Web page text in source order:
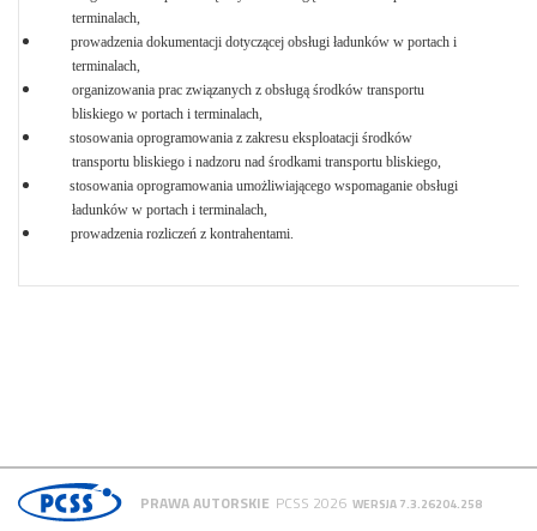
terminalach,
prowadzenia dokumentacji dotyczącej obsługi ładunków w portach i
terminalach,
organizowania prac związanych z obsługą środków transportu
bliskiego w portach i terminalach,
stosowania oprogramowania z zakresu eksploatacji środków
transportu bliskiego i nadzoru nad środkami transportu bliskiego,
stosowania oprogramowania umożliwiającego wspomaganie obsługi
ładunków w portach i terminalach,
prowadzenia rozliczeń z kontrahentami.
PRAWA AUTORSKIE PCSS 2026 WERSJA 7.3.26204.258